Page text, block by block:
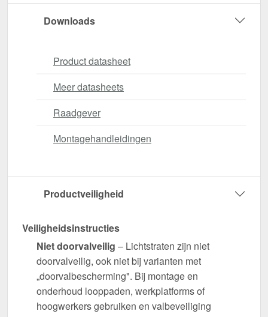
Downloads
Product datasheet
Meer datasheets
Raadgever
Montagehandleidingen
Productveiligheid
Veiligheidsinstructies
Niet doorvalveilig – Lichtstraten zijn niet
doorvalveilig, ook niet bij varianten met
„doorvalbescherming". Bij montage en
onderhoud looppaden, werkplatforms of
hoogwerkers gebruiken en valbeveiliging